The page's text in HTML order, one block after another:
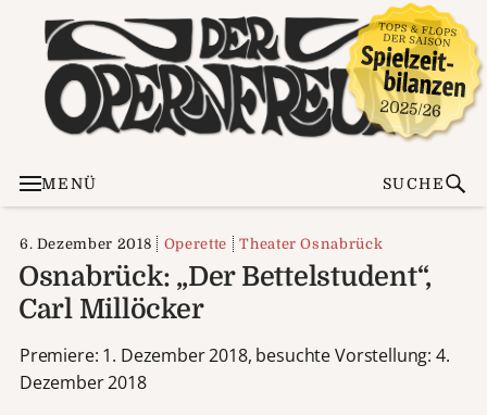
MENÜ SUCHE
6. Dezember 2018 Operette Theater Osnabrück
Osnabrück: „Der Bettelstudent“,
Carl Millöcker
Premiere: 1. Dezember 2018, besuchte Vorstellung: 4.
Dezember 2018